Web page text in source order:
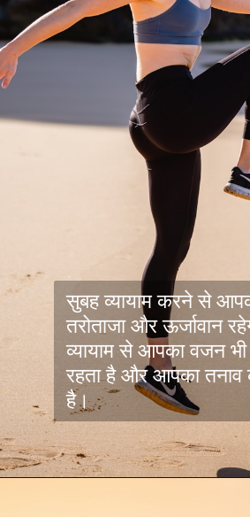
सुबह व्यायाम करने से
तरोताजा और ऊर्जावान
व्यायाम से आपका वजन भी
रहता है और आपका तनाव
है।